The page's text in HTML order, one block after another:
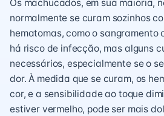
Os machucados, em sua maioria,
normalmente se curam sozinhos
hematomas, como o sangramento
há risco de infecção, mas alguns
necessários, especialmente se o
dor. À medida que se curam, os
cor, e a sensibilidade ao toque
estiver vermelho, pode ser mais